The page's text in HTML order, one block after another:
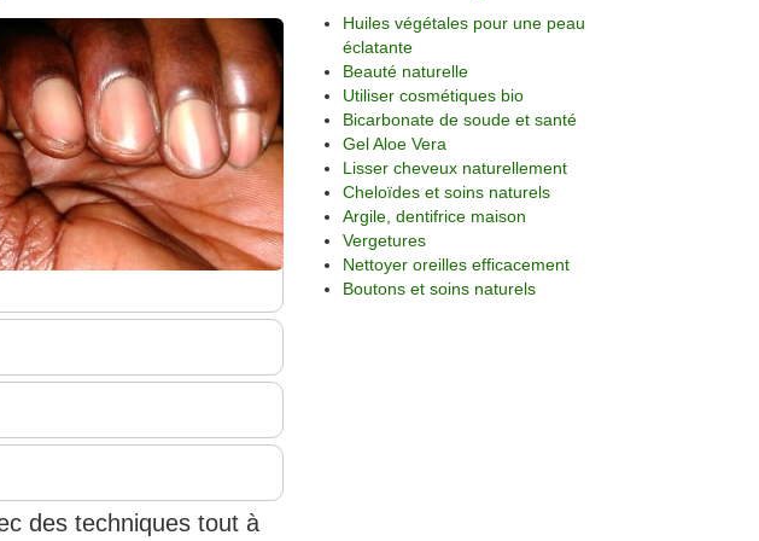
des techniques tout à
Huiles végétales pour une peau
éclatante
Beauté naturelle
Utiliser cosmétiques bio
Bicarbonate de soude et santé
Gel Aloe Vera
Lisser cheveux naturellement
Cheloïdes et soins naturels
Argile, dentifrice maison
Vergetures
Nettoyer oreilles efficacement
Boutons et soins naturels